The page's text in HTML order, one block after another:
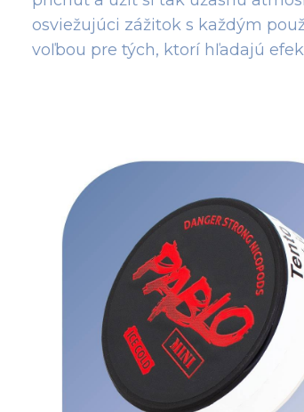
osviežujúci zážitok s každým
voľbou pre tých, ktorí hľadajú